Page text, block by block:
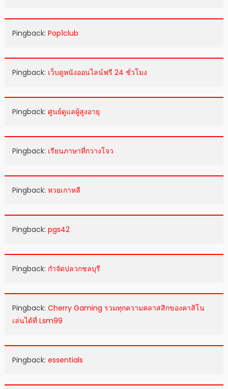
Pingback: Pop1club
Pingback: เว็บดูหนังออนไลน์ฟรี 24 ชั่วโมง
Pingback: ศูนย์ดูแลผู้สูงอายุ
Pingback: เรียนภาษาที่กวางโจว
Pingback: หวยเกาหลี
Pingback: pgs42
Pingback: กำจัดปลวกชลบุรี
Pingback: Cherry Gaming รวมทุกความคลาสสิกของคาสิโน
เล่นได้ที่ Lsm99
Pingback: essentials